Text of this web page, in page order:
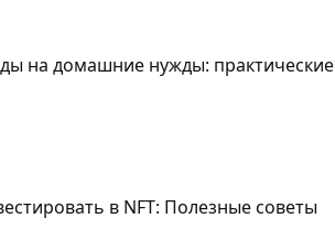
на домашние нужды: практические
в NFT: Полезные советы